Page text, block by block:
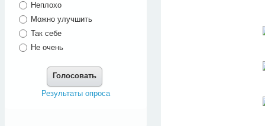
Неплохо
Можно улучшить
Так себе
Не очень
Голосовать
Результаты опроса